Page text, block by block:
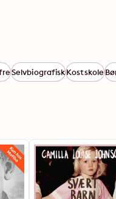
SelvbiografiskKostskole